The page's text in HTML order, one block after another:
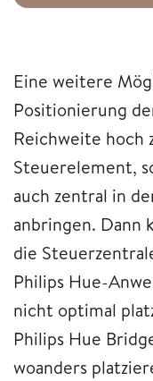
Eine weitere
Positionierung
Reichweite hoch
Steuerelement,
auch zentral in
anbringen. Dann
die
Philips Hue-
nicht optimal
Philips Hue
woanders